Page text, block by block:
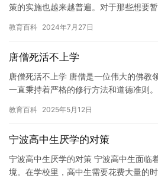
策的实施也越来越普遍。对于那些想要
施也…
教育百科 2024年7月27日
唐僧死活不上学
唐僧死活不上学 唐僧是一位伟大的佛教
一直秉持着严格的修行方法和道德准则
各样…
教育百科 2025年5月12日
宁波高中生厌学的对策
宁波高中生厌学的对策 宁波高中生面临
境。在学校里，高中生需要花费大量的